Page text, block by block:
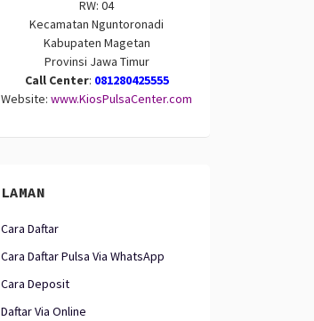
RW: 04
Kecamatan Nguntoronadi
Kabupaten Magetan
Provinsi Jawa Timur
Call Center: 081280425555
Website: www.KiosPulsaCenter.com
LAMAN
Cara Daftar
Cara Daftar Pulsa Via WhatsApp
Cara Deposit
Daftar Via Online